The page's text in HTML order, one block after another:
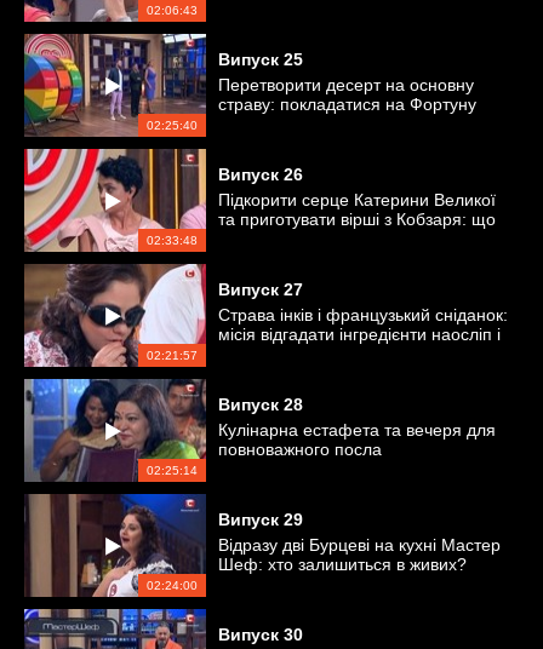
02:06:43
02:25:40
Випуск 25
Перетворити десерт на основну
страву: покладатися на Фортуну
02:33:48
Випуск 26
Підкорити серце Катерини Великої
та приготувати вірші з Кобзаря: що
02:21:57
Випуск 27
Страва інків і французький сніданок:
місія відгадати інгредієнти наосліп і
02:25:14
Випуск 28
Кулінарна естафета та вечеря для
повноважного посла
02:24:00
Випуск 29
Відразу дві Бурцеві на кухні Мастер
Шеф: хто залишиться в живих?
Випуск 30